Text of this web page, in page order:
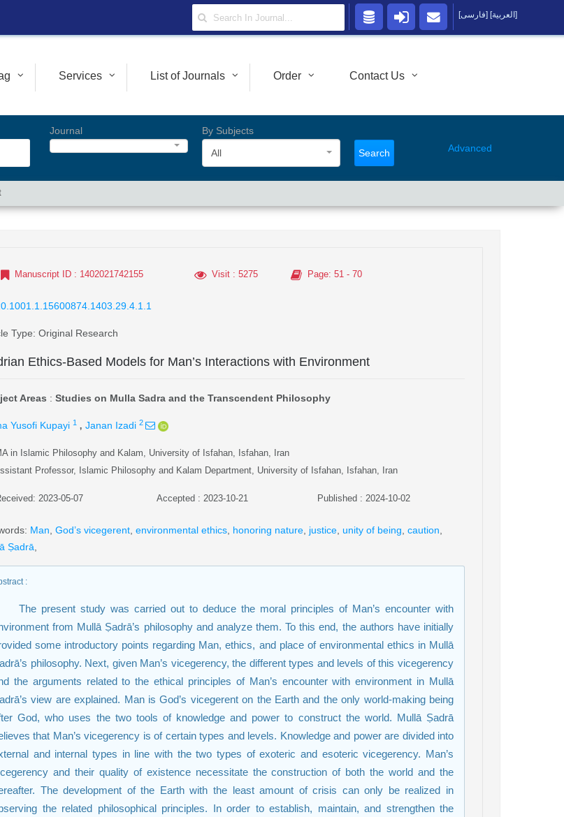
Services List of Journals Order Contact Us
Journal
By Subjects
All
Search Advanced
Manuscript ID : 1402021742155 Visit: 5275 Page: 51 - 70
Type: Original Research
Ethics-Based Models for Man’s Interactions with Environment
Areas : Studies on Mulla Sadra and the Transcendent Philosophy
Yusofi Kupayi 1 , Janan Izadi 2
in Islamic Philosophy and Kalam, University of Isfahan, Isfahan, Iran
Professor, Islamic Philosophy and Kalam Department, University of Isfahan, Isfahan, Iran
2023-05-07 Accepted : 2023-10-21 Published : 2024-10-02
: Man God’s vicegerent environmental ethics honoring nature justice unity of being caution
Ṣadrā
:
The present study was carried out to deduce the moral principles of Man’s encounter with
from Mullā Ṣadrā’s philosophy and analyze them. To this end, the authors have initially
some introductory points regarding Man, ethics, and place of environmental ethics in Mullā
philosophy. Next, given Man’s vicegerency, the different types and levels of this vicegerency
the arguments related to the ethical principles of Man’s encounter with environment in Mullā
view are explained. Man is God’s vicegerent on the Earth and the only world-making being
God, who uses the two tools of knowledge and power to construct the world. Mullā Ṣadrā
that Man’s vicegerency is of certain types and levels. Knowledge and power are divided into
and internal types in line with the two types of exoteric and esoteric vicegerency. Man’s
and their quality of existence necessitate the construction of both the world and the
The development of the Earth with the least amount of crisis can only be realized in
the related philosophical principles. In order to establish, maintain, and strengthen the
[فارسی] [العربية]